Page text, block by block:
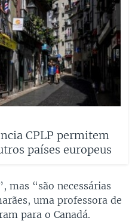
CPLP permitem
países europeus
mas “são necessárias
uma professora de
para o Canadá.